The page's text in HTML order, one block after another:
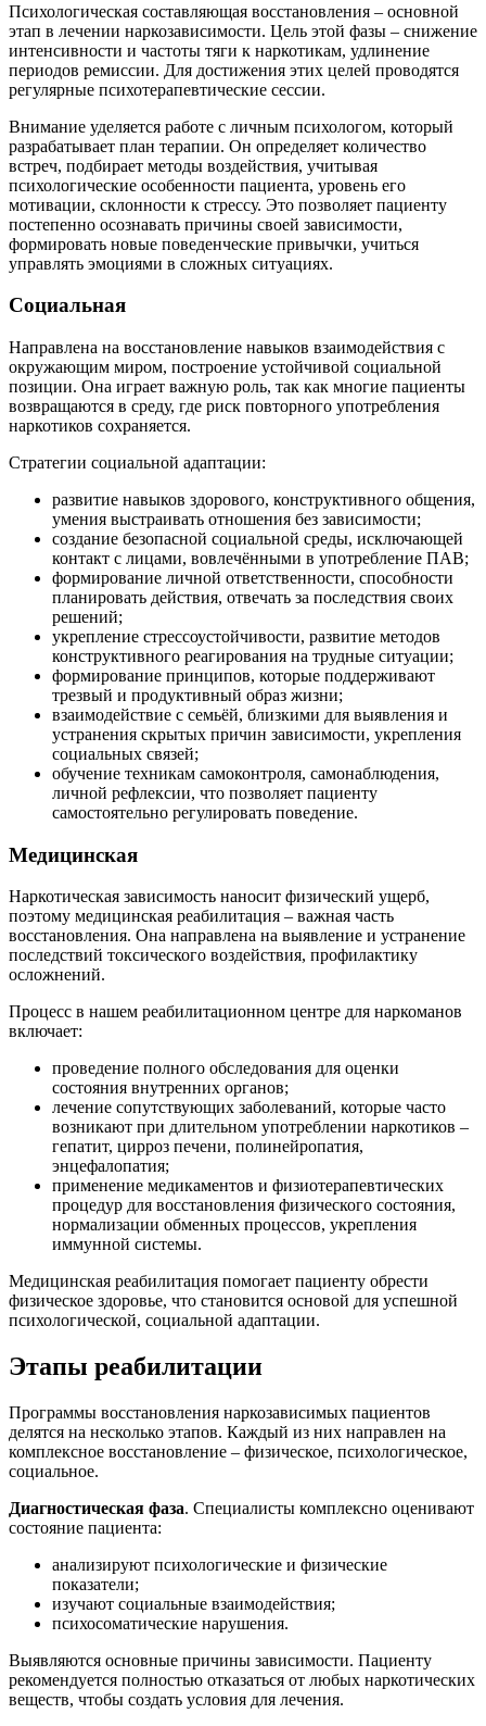
Психологическая составляющая восстановления – основной
этап в лечении наркозависимости. Цель этой фазы – снижение
интенсивности и частоты тяги к наркотикам, удлинение
периодов ремиссии. Для достижения этих целей проводятся
регулярные психотерапевтические сессии.
Внимание уделяется работе с личным психологом, который
разрабатывает план терапии. Он определяет количество
встреч, подбирает методы воздействия, учитывая
психологические особенности пациента, уровень его
мотивации, склонности к стрессу. Это позволяет пациенту
постепенно осознавать причины своей зависимости,
формировать новые поведенческие привычки, учиться
управлять эмоциями в сложных ситуациях.
Социальная
Направлена на восстановление навыков взаимодействия с
окружающим миром, построение устойчивой социальной
позиции. Она играет важную роль, так как многие пациенты
возвращаются в среду, где риск повторного употребления
наркотиков сохраняется.
Стратегии социальной адаптации:
развитие навыков здорового, конструктивного общения,
умения выстраивать отношения без зависимости;
создание безопасной социальной среды, исключающей
контакт с лицами, вовлечёнными в употребление ПАВ;
формирование личной ответственности, способности
планировать действия, отвечать за последствия своих
решений;
укрепление стрессоустойчивости, развитие методов
конструктивного реагирования на трудные ситуации;
формирование принципов, которые поддерживают
трезвый и продуктивный образ жизни;
взаимодействие с семьёй, близкими для выявления и
устранения скрытых причин зависимости, укрепления
социальных связей;
обучение техникам самоконтроля, самонаблюдения,
личной рефлексии, что позволяет пациенту
самостоятельно регулировать поведение.
Медицинская
Наркотическая зависимость наносит физический ущерб,
поэтому медицинская реабилитация – важная часть
восстановления. Она направлена на выявление и устранение
последствий токсического воздействия, профилактику
осложнений.
Процесс в нашем реабилитационном центре для наркоманов
включает:
проведение полного обследования для оценки
состояния внутренних органов;
лечение сопутствующих заболеваний, которые часто
возникают при длительном употреблении наркотиков –
гепатит, цирроз печени, полинейропатия,
энцефалопатия;
применение медикаментов и физиотерапевтических
процедур для восстановления физического состояния,
нормализации обменных процессов, укрепления
иммунной системы.
Медицинская реабилитация помогает пациенту обрести
физическое здоровье, что становится основой для успешной
психологической, социальной адаптации.
Этапы реабилитации
Программы восстановления наркозависимых пациентов
делятся на несколько этапов. Каждый из них направлен на
комплексное восстановление – физическое, психологическое,
социальное.
Диагностическая фаза. Специалисты комплексно оценивают
состояние пациента:
анализируют психологические и физические
показатели;
изучают социальные взаимодействия;
психосоматические нарушения.
Выявляются основные причины зависимости. Пациенту
рекомендуется полностью отказаться от любых наркотических
веществ, чтобы создать условия для лечения.